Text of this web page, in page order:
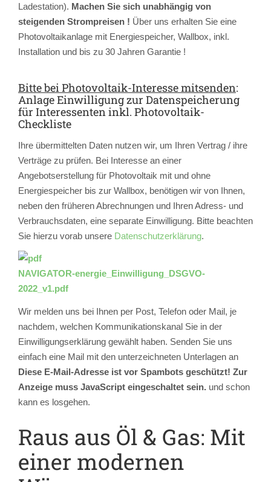
Ladestation). Machen Sie sich unabhängig von
steigenden Strompreisen ! Über uns erhalten Sie eine
Photovoltaikanlage mit Energiespeicher, Wallbox, inkl.
Installation und bis zu 30 Jahren Garantie !
Bitte bei Photovoltaik-Interesse mitsenden:
Anlage Einwilligung zur Datenspeicherung
für Interessenten inkl. Photovoltaik-
Checkliste
Ihre übermittelten Daten nutzen wir, um Ihren Vertrag / ihre
Verträge zu prüfen. Bei Interesse an einer
Angebotserstellung für Photovoltaik mit und ohne
Energiespeicher bis zur Wallbox, benötigen wir von Ihnen,
neben den früheren Abrechnungen und Ihren Adress- und
Verbrauchsdaten, eine separate Einwilligung. Bitte beachten
Sie hierzu vorab unsere Datenschutzerklärung.
NAVIGATOR-energie_Einwilligung_DSGVO-
2022_v1.pdf
Wir melden uns bei Ihnen per Post, Telefon oder Mail, je
nachdem, welchen Kommunikationskanal Sie in der
Einwilligungserklärung gewählt haben. Senden Sie uns
einfach eine Mail mit den unterzeichneten Unterlagen an
Diese E-Mail-Adresse ist vor Spambots geschützt! Zur
Anzeige muss JavaScript eingeschaltet sein. und schon
kann es losgehen.
Raus aus Öl & Gas: Mit
einer modernen